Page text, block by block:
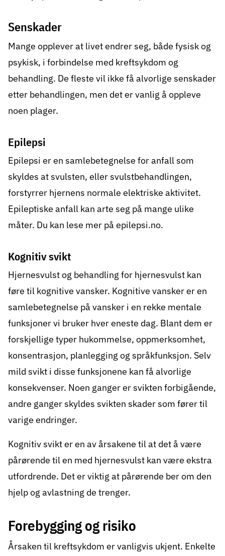
Senskader
Mange opplever at livet endrer seg, både fysisk og
psykisk, i forbindelse med kreftsykdom og
behandling. De fleste vil ikke få alvorlige senskader
etter behandlingen, men det er vanlig å oppleve
noen plager.
Epilepsi
Epilepsi er en samlebetegnelse for anfall som
skyldes at svulsten, eller svulstbehandlingen,
forstyrrer hjernens normale elektriske aktivitet.
Epileptiske anfall kan arte seg på mange ulike
måter. Du kan lese mer påepilepsi.no.
Kognitiv svikt
Hjernesvulst og behandling for hjernesvulst kan
føre til kognitive vansker. Kognitive vansker er en
samlebetegnelse på vansker i en rekke mentale
funksjoner vi bruker hver eneste dag. Blant dem er
forskjellige typer hukommelse, oppmerksomhet,
konsentrasjon, planlegging og språkfunksjon. Selv
mild svikt i disse funksjonene kan få alvorlige
konsekvenser. Noen ganger er svikten forbigående,
andre ganger skyldes svikten skader som fører til
varige endringer.
Kognitiv svikt er en av årsakene til at det å være
pårørende til en med hjernesvulst kan være ekstra
utfordrende. Det er viktig at pårørende ber om den
hjelp og avlastning de trenger.
Forebygging og risiko
Årsaken til kreftsykdom er vanligvis ukjent. Enkelte